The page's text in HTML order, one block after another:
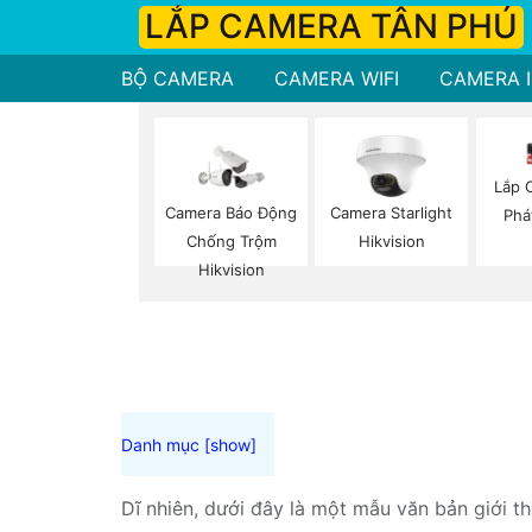
LẮP CAMERA TÂN PHÚ
BỘ CAMERA CAMERA WIFI CAMERA
Camera Báo Động
Chống Trộm
Hikvision
Camera Starlight
Hikvision
Lắp
Dĩ nhiên, dưới đây là một mẫu văn bản giới